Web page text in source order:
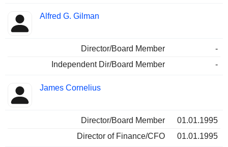
Alfred G. Gilman
Director/Board Member
-
Independent Dir/Board Member
-
James Cornelius
Director/Board Member
01.01.1995
Director of Finance/CFO
01.01.1995